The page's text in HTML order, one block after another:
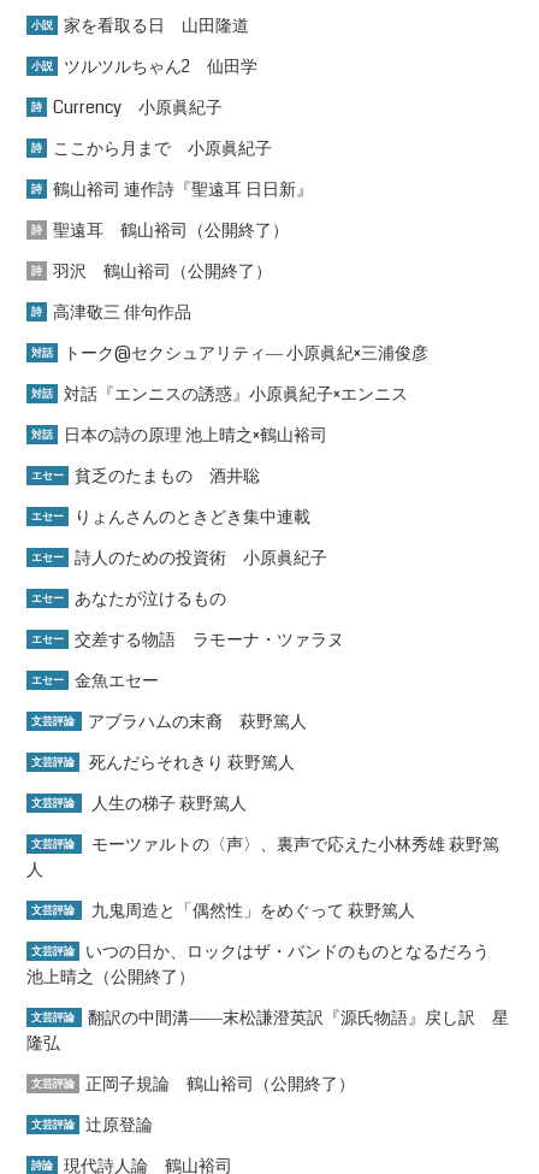
小説 家を看取る日 山田隆道
小説 ツルツルちゃん2 仙田学
詩 Currency 小原眞紀子
詩 ここから月まで 小原眞紀子
詩 鶴山裕司 連作詩『聖遠耳 日日新』
詩 聖遠耳 鶴山裕司（公開終了）
詩 羽沢 鶴山裕司（公開終了）
詩 高津敬三 俳句作品
対話 トーク@セクシュアリティ― 小原眞紀×三浦俊彦
対話 対話『エンニスの誘惑』小原眞紀子×エンニス
対話 日本の詩の原理 池上晴之×鶴山裕司
エセー 貧乏のたまもの 酒井聡
エセー りょんさんのときどき集中連載
エセー 詩人のための投資術 小原眞紀子
エセー あなたが泣けるもの
エセー 交差する物語 ラモーナ・ツァラヌ
エセー 金魚エセー
文芸評論 アブラハムの末裔 萩野篤人
文芸評論 死んだらそれきり 萩野篤人
文芸評論 人生の梯子 萩野篤人
文芸評論
モーツァルトの〈声〉、裏声で応えた小林秀雄 萩野篤
人
文芸評論 九鬼周造と「偶然性」をめぐって 萩野篤人
文芸評論
いつの日か、ロックはザ・バンドのものとなるだろう
池上晴之（公開終了）
文芸評論
翻訳の中間溝――末松謙澄英訳『源氏物語』戻し訳 星
隆弘
文芸評論 正岡子規論 鶴山裕司（公開終了）
文芸評論 辻原登論
詩論 現代詩人論 鶴山裕司